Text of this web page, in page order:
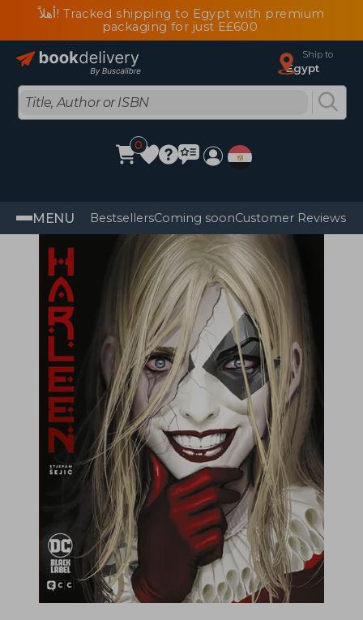
أهلاً! Tracked shipping to Egypt with premium
packaging for just E£600
Ship to
Egypt
0
MENU BestsellersComing soonCustomer Reviews